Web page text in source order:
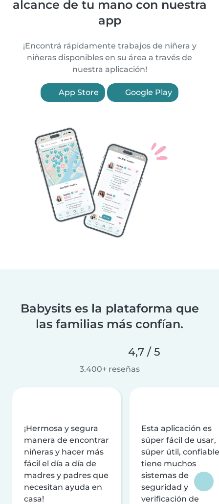
alcance de tu mano con nuestra
app
¡Encontrá rápidamente trabajos de niñera y
niñeras disponibles en su área a través de
nuestra aplicación!
App Store Google Play
Babysits es la plataforma que
las familias más confían.
4,7 / 5
3.400+ reseñas
¡Hermosa y segura
manera de encontrar
niñeras y hacer más
fácil el día a día de
madres y padres que
necesitan ayuda en
casa!
Esta aplicación es
súper fácil de usar,
súper útil,
tiene muchos
sistemas de
seguridad y
verificación de